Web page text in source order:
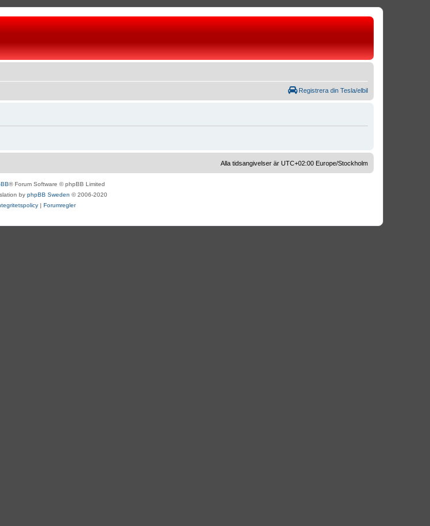
Registrera din Tesla/elbil
Alla tidsangivelser är UTC+02:00 Europe/Stockholm
® Forum Software © phpBB Limited
by phpBB Sweden © 2006-2020
| Forumregler